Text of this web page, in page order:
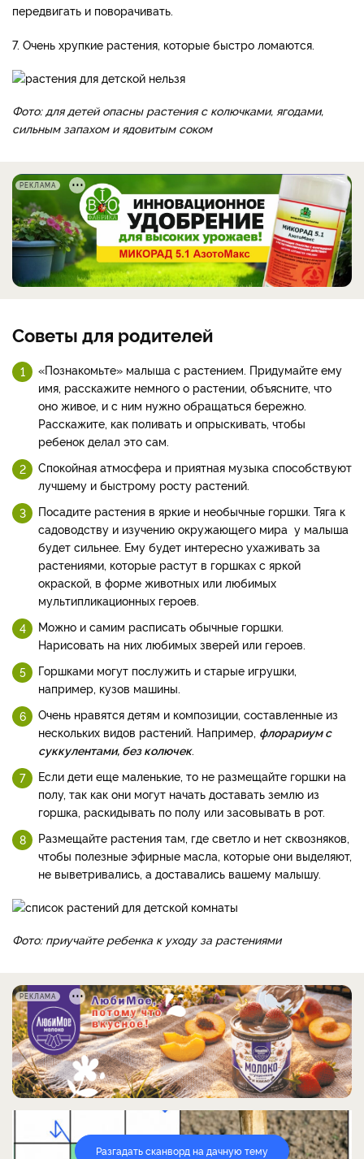
передвигать и поворачивать.
7. Очень хрупкие растения, которые быстро ломаются.
Фото: для детей опасны растения с колючками, ягодами,
сильным запахом и ядовитым соком
РЕКЛАМА
Советы для родителей
«Познакомьте» малыша с растением. Придумайте ему
имя, расскажите немного о растении, объясните, что
оно живое, и с ним нужно обращаться бережно.
Расскажите, как поливать и опрыскивать, чтобы
ребенок делал это сам.
Спокойная атмосфера и приятная музыка способствуют
лучшему и быстрому росту растений.
Посадите растения в яркие и необычные горшки. Тяга к
садоводству и изучению окружающего мира у малыша
будет сильнее. Ему будет интересно ухаживать за
растениями, которые растут в горшках с яркой
окраской, в форме животных или любимых
мультипликационных героев.
Можно и самим расписать обычные горшки.
Нарисовать на них любимых зверей или героев.
Горшками могут послужить и старые игрушки,
например, кузов машины.
Очень нравятся детям и композиции, составленные из
нескольких видов растений. Например, флорариум с
суккулентами, без колючек.
Если дети еще маленькие, то не размещайте горшки на
полу, так как они могут начать доставать землю из
горшка, раскидывать по полу или засовывать в рот.
Размещайте растения там, где светло и нет сквозняков,
чтобы полезные эфирные масла, которые они выделяют,
не выветривались, а доставались вашему малышу.
Фото: приучайте ребенка к уходу за растениями
РЕКЛАМА
Разгадать сканворд на дачную тему